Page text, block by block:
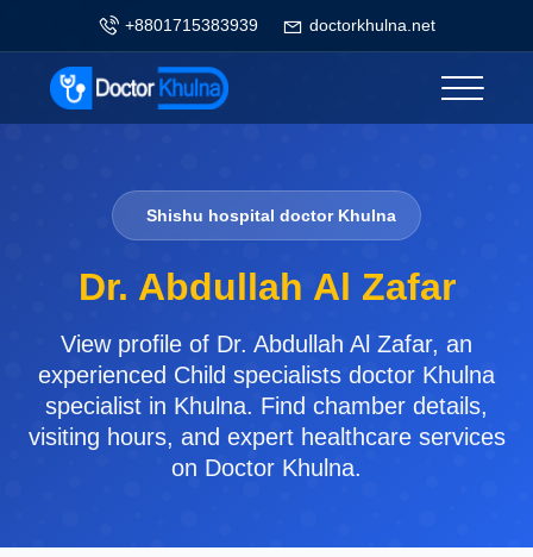
+8801715383939 doctorkhulna.net
Shishu hospital doctor Khulna
Dr. Abdullah Al Zafar
View profile of Dr. Abdullah Al Zafar, an
experienced Child specialists doctor Khulna
specialist in Khulna. Find chamber details,
visiting hours, and expert healthcare services
on Doctor Khulna.